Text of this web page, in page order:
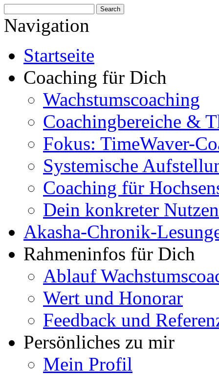
Navigation
Startseite
Coaching für Dich
Wachstumscoaching
Coachingbereiche &
Fokus: TimeWaver-
Systemische
Coaching für
Dein konkreter Nutzen
Akasha-Chronik-
Rahmeninfos für Dich
Ablauf
Wert und Honorar
Feedback und
Persönliches zu mir
Mein Profil